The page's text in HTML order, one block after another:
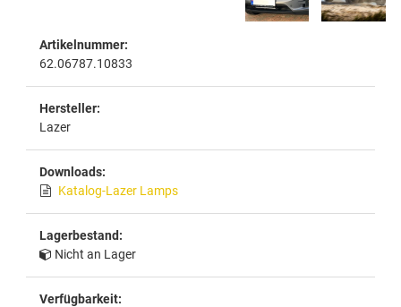
Artikelnummer:
62.06787.10833
Hersteller:
Lazer
Downloads:
Katalog-Lazer Lamps
Lagerbestand:
Nicht an Lager
Verfügbarkeit: